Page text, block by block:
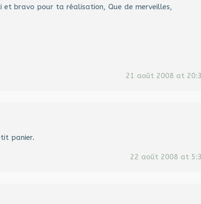
et bravo pour ta réalisation, Que de merveilles,
21 août 2008 at
panier.
22 août 2008 at